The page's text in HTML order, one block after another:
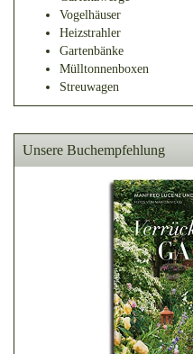
Vogelhäuser
Heizstrahler
Gartenbänke
Mülltonnenboxen
Streuwagen
Unsere Buchempfehlung